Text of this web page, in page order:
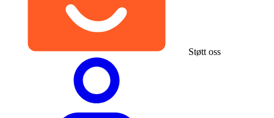
Støtt oss